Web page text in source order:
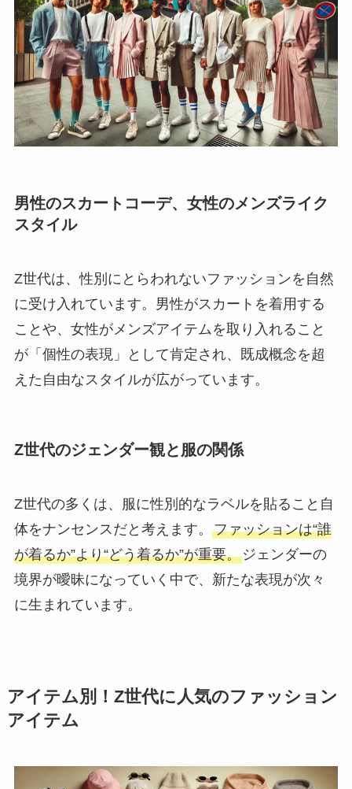
男性のスカートコーデ、女性のメンズライク
スタイル
Z世代は、性別にとらわれないファッションを自然
に受け入れています。男性がスカートを着用する
ことや、女性がメンズアイテムを取り入れること
が「個性の表現」として肯定され、既成概念を超
えた自由なスタイルが広がっています。
Z世代のジェンダー観と服の関係
Z世代の多くは、服に性別的なラベルを貼ること自
体をナンセンスだと考えます。 ファッションは“誰
が着るか”より“どう着るか”が重要。ジェンダーの
境界が曖昧になっていく中で、新たな表現が次々
に生まれています。
アイテム別！Z世代に人気のファッション
アイテム